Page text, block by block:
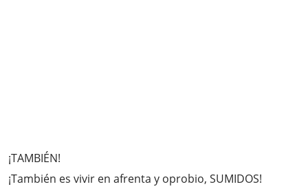
¡TAMBIÉN!
¡También es vivir en afrenta y oprobio, SUMIDOS!